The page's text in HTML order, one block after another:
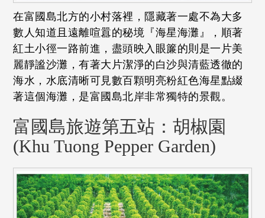
在富國島北方的小村落裡，隱藏著一處不為大多
數人知道且遠離喧囂的秘境『海星海灘』，順著
紅土小徑一路前進，盡頭映入眼簾的則是一片美
麗靜謐沙灘，有著大片潔淨的白沙與清藍透徹的
海水，水底清晰可見數百顆明亮粉紅色海星點綴
著這個海灘，是富國島北岸非常獨特的景觀。
富國島旅遊第五站：胡椒園
(Khu Tuong Pepper Garden)